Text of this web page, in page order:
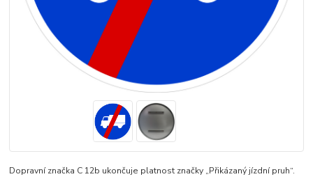
Dopravní značka C 12b ukončuje platnost značky „Přikázaný jízdní pruh“.